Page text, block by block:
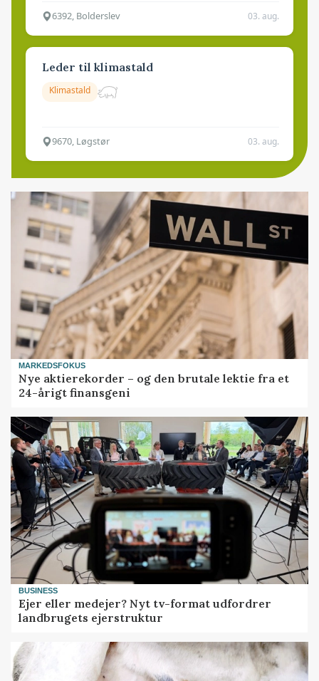
6392, Bolderslev 03. aug.
Leder til klimastald
Klimastald
9670, Løgstør 03. aug.
MARKEDSFOKUS
Nye aktierekorder – og den brutale lektie fra et
24-årigt finansgeni
BUSINESS
Ejer eller medejer? Nyt tv-format udfordrer
landbrugets ejerstruktur